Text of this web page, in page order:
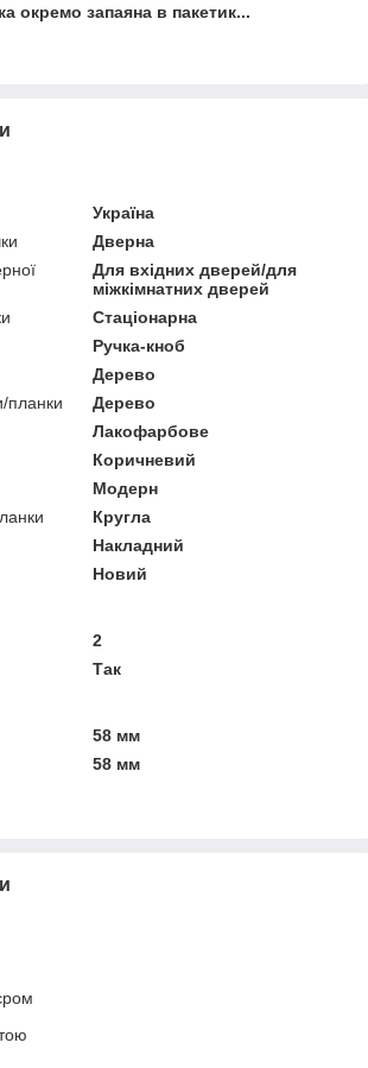
окремо запаяна в пакетик...
Україна
Дверна
Для вхідних дверей/для
міжкімнатних дверей
Стаціонарна
Ручка-кноб
Дерево
планки
Дерево
Лакофарбове
Коричневий
Модерн
Кругла
Накладний
Новий
2
Так
58 мм
58 мм